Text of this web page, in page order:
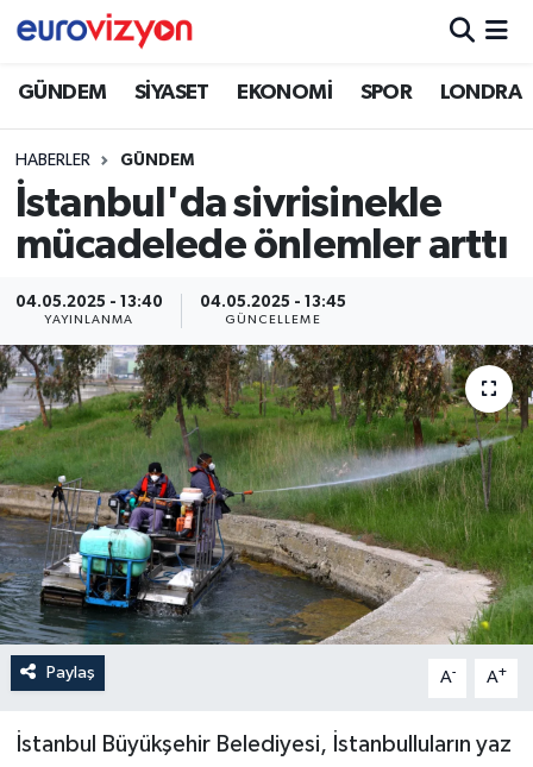
GÜNDEM SİYASET EKONOMİ SPOR LONDRA
HABERLER GÜNDEM
İstanbul'da sivrisinekle
mücadelede önlemler arttı
04.05.2025 - 13:40
YAYINLANMA
04.05.2025 - 13:45
GÜNCELLEME
Paylaş A- A+
İstanbul Büyükşehir Belediyesi, İstanbulluların yaz